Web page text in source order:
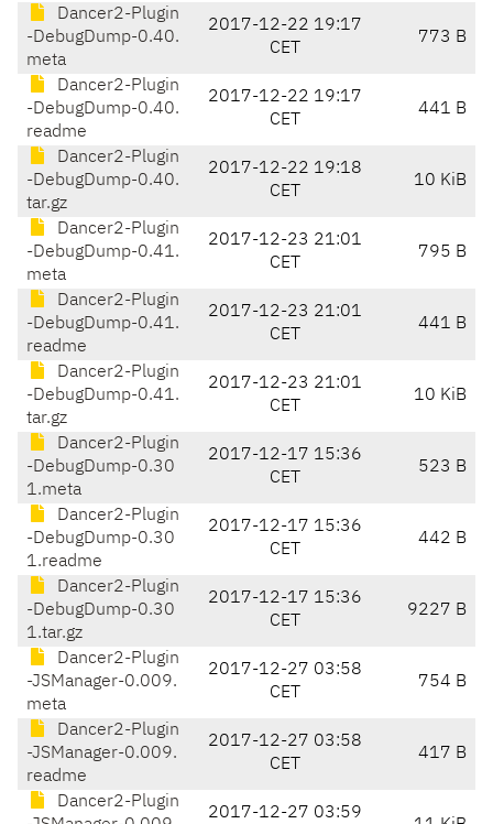
Dancer2-Plugin
-DebugDump-0.40.
meta
2017-12-22 19:17
CET
773 B
Dancer2-Plugin
-DebugDump-0.40.
readme
2017-12-22 19:17
CET
441 B
Dancer2-Plugin
-DebugDump-0.40.
tar.gz
2017-12-22 19:18
CET
10 KiB
Dancer2-Plugin
-DebugDump-0.41.
meta
2017-12-23 21:01
CET
795 B
Dancer2-Plugin
-DebugDump-0.41.
readme
2017-12-23 21:01
CET
441 B
Dancer2-Plugin
-DebugDump-0.41.
tar.gz
2017-12-23 21:01
CET
10 KiB
Dancer2-Plugin
-DebugDump-0.30
1.meta
2017-12-17 15:36
CET
523 B
Dancer2-Plugin
-DebugDump-0.30
1.readme
2017-12-17 15:36
CET
442 B
Dancer2-Plugin
-DebugDump-0.30
1.tar.gz
2017-12-17 15:36
CET
9227 B
Dancer2-Plugin
-JSManager-0.009.
meta
2017-12-27 03:58
CET
754 B
Dancer2-Plugin
-JSManager-0.009.
readme
2017-12-27 03:58
CET
417 B
Dancer2-Plugin
2017-12-27 03:59